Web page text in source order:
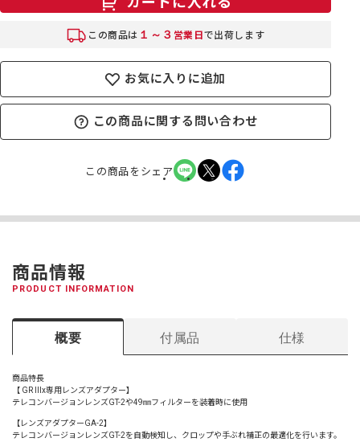
この商品は １～３ 営業日 で出荷します
お気に入りに追加
この商品に関する問い合わせ
この商品をシェア
商品情報
PRODUCT INFORMATION
概要 付属品 仕様
商品特長
【 GR IIIx専用レンズアダプター】
テレコンバージョンレンズGT-2や49㎜フィルターを装着時に使用
【レンズアダプターGA-2】
テレコンバージョンレンズGT-2を自動検知し、クロップや手ぶれ補正の最適化を行います。